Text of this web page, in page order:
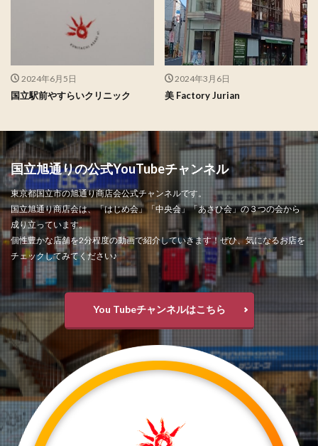
2024年6月5日
国立駅前やすらいクリニック
2024年3月6日
美 Factory Jurian
国立旭通りの公式YouTubeチャンネル
東京都国立市の旭通り商店会公式チャンネルです。
国立旭通り商店会は、「はじめ会」「中央会」「あさひ会」の３つの会から
成り立っています。
個性豊かな店舗を2分程度の動画で紹介していきます！ぜひ、気になるお店を
チェックしてみてください♪
You Tubeチャンネルはこちら